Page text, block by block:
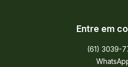
Entre em
(61) 3039-